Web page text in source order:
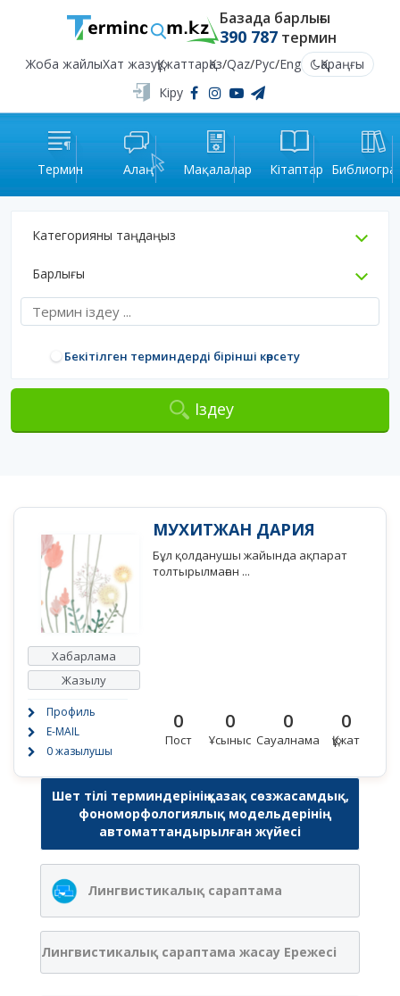
Базада барлығы
390 787термин
Жоба жайлыХат жазуҚұжаттарҚаз/Qaz/Рус/Eng
Қараңғы
Кіру
Термин Алаң Мақалалар Кітаптар
Категорияны таңдаңыз
Барлығы
Бекітілген терминдерді бірінші көрсету
Іздеу
Хабарлама
Жазылу
Профиль
E-MAIL
0 жазылушы
МУХИТЖАН ДАРИЯ
Бұл қолданушы жайында ақпарат
толтырылмаған ...
0
Пост
0
Ұсыныс
0
Сауалнама
0
Құжат
Шет тілі терминдерінің қазақ сөзжасамдық,
фономорфологиялық модельдерінің
автоматтандырылған жүйесі
Лингвистикалық сараптама
Лингвистикалық сараптама жасау Ережесі